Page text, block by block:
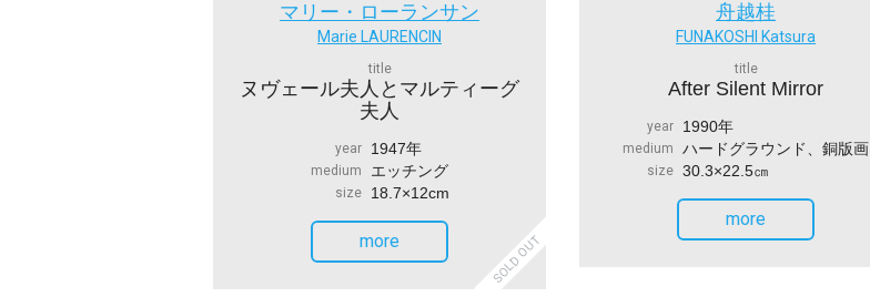
マリー・ローランサン
Marie LAURENCIN
title
ヌヴェール夫人とマルティーグ
夫人
year 1947年
medium エッチング
size 18.7×12cm
SOLD OUT
more
舟越桂
FUNAKOSHI Katsura
title
After Silent Mirror
year 1990年
medium ハードグラウンド、銅版画
size 30.3×22.5㎝
more